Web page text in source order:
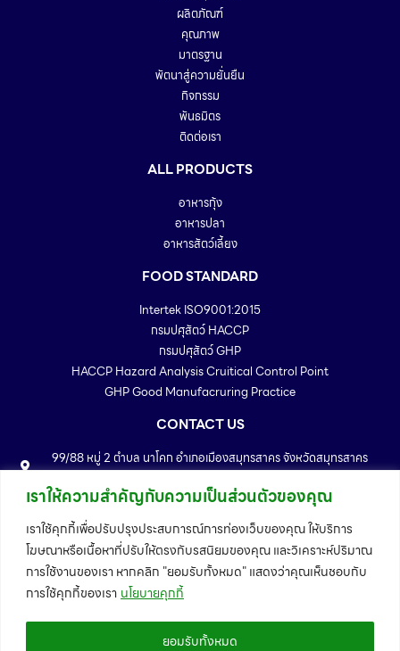
เราให้ความสำคัญกับความเป็นส่วนตัวของคุณ
เราใช้คุกกี้เพื่อปรับปรุงประสบการณ์การท่องเว็บของคุณ ให้บริการ
โฆษณาหรือเนื้อหาที่ปรับให้ตรงกับรสนิยมของคุณ และวิเคราะห์ปริมาณ
การใช้งานของเรา หากคลิก "ยอมรับทั้งหมด" แสดงว่าคุณเห็นชอบกับ
การใช้คุกกี้ของเรา นโยบายคุกกี้
ยอมรับทั้งหมด
ผลิตภัณฑ์
คุณภาพ
มาตรฐาน
พัตนาสู่ความยั่นยืน
กิจกรรม
พันธมิตร
ติดต่อเรา
ALL PRODUCTS
อาหารกุ้ง
อาหารปลา
อาหารสัตว์เลี้ยง
FOOD STANDARD
Intertek ISO9001:2015
กรมปศุสัตว์ HACCP
กรมปศุสัตว์ GHP
HACCP Hazard Analysis Cruitical Control Point
GHP Good Manufacruring Practice
CONTACT US
99/88 หมู่ 2 ตำบล นาโคก อำเภอเมืองสมุทรสาคร จังหวัดสมุทรสาคร
74000
Telephone : 034-886167 - 72
Email : info@trffeedmill.com
MAP